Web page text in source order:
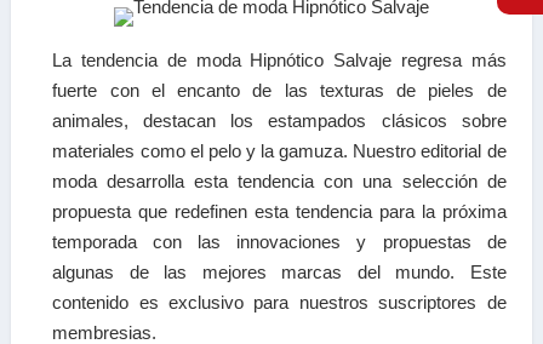
La tendencia de moda Hipnótico Salvaje regresa más
fuerte con el encanto de las texturas de pieles de
animales, destacan los estampados clásicos sobre
materiales como el pelo y la gamuza. Nuestro editorial de
moda desarrolla esta tendencia con una selección de
propuesta que redefinen esta tendencia para la próxima
temporada con las innovaciones y propuestas de
algunas de las mejores marcas del mundo. Este
contenido es exclusivo para nuestros suscriptores de
membresias.